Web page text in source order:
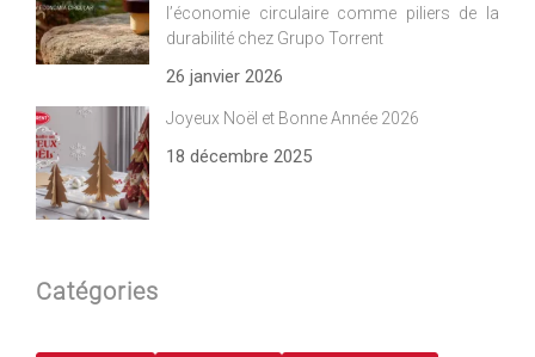
l’économie circulaire comme piliers de la
durabilité chez Grupo Torrent
26 janvier 2026
Joyeux Noël et Bonne Année 2026
18 décembre 2025
Catégories